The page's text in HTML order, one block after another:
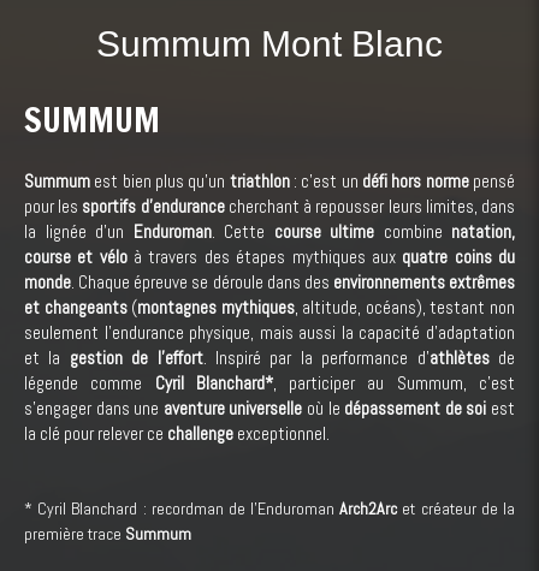
Summum Mont Blanc
SUMMUM
Summum est bien plus qu'un triathlon: c'est un défi hors normepensé
pour les sportifs d'endurancecherchant à repousser leurs limites, dans
la lignée d'un Enduroman. Cette course ultime combine natation,
course et véloà travers des étapes mythiques aux quatre coins du
monde. Chaque épreuve se déroule dans des environnements extrêmes
et changeants(montagnes mythiques, altitude, océans), testant non
seulement l'endurance physique, mais aussi la capacité d'adaptation
et la gestion de l'effort. Inspiré par la performance d'athlètesde
légende comme Cyril Blanchard*, participer au Summum, c'est
s'engager dans une aventure universelle où le dépassement de soi est
la clé pour relever ce challenge exceptionnel.
* Cyril Blanchard : recordman de l'EnduromanArch2Arc et créateur de la
première trace Summum